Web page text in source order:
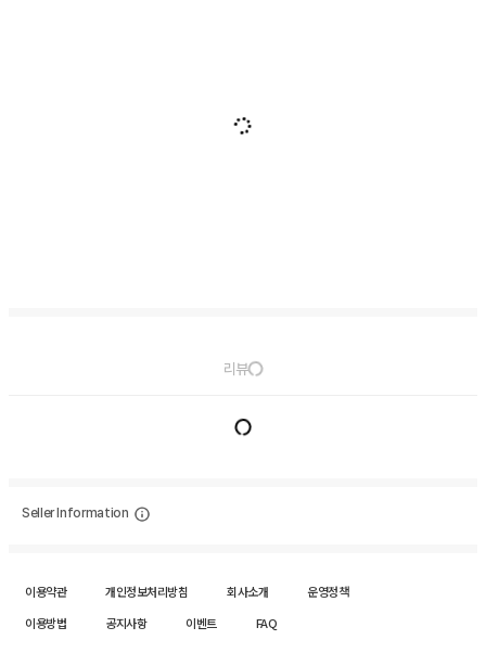
리뷰
Seller Information
이용약관 개인정보처리방침 회사소개
운영정책
이용방법
공지사항 이벤트 FAQ